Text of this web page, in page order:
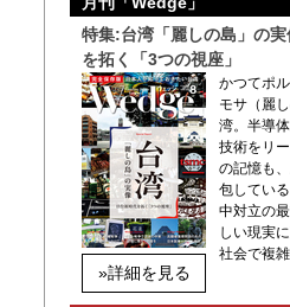
特集:台湾「麗しの島」の
を拓く「3つの視座」
»詳細を見る
かつてポ
モサ（麗
湾。半導
技術をリ
の記憶も
包してい
中対立の
しい現実
社会で複